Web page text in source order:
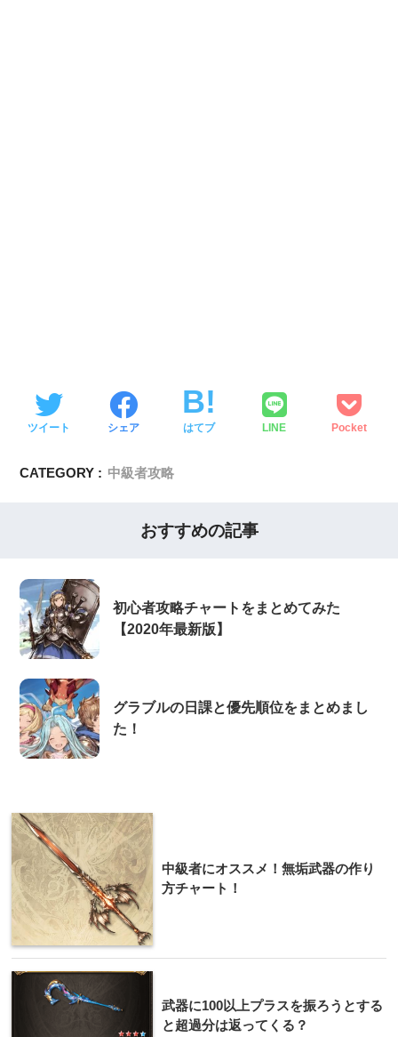
ツイート シェア はてブ LINE Pocket
CATEGORY : 中級者攻略
おすすめの記事
初心者攻略チャートをまとめてみた
【2020年最新版】
グラブルの日課と優先順位をまとめまし
た！
中級者にオススメ！無垢武器の作り
方チャート！
武器に100以上プラスを振ろうとする
と超過分は返ってくる？